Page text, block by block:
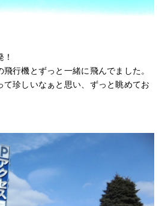
行機とずっと一緒に飛んでました。
て珍しいなぁと思い、ずっと眺めてお